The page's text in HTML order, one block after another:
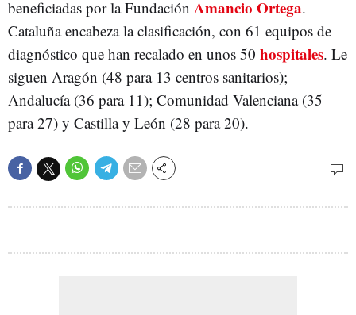
beneficiadas por la Fundación Amancio Ortega.
Cataluña encabeza la clasificación, con 61 equipos de
diagnóstico que han recalado en unos 50 hospitales. Le
siguen Aragón (48 para 13 centros sanitarios);
Andalucía (36 para 11); Comunidad Valenciana (35
para 27) y Castilla y León (28 para 20).